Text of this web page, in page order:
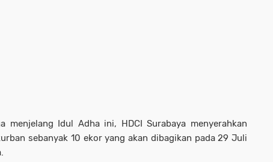
menjelang Idul Adha ini, HDCI Surabaya menyerahkan
sebanyak 10 ekor yang akan dibagikan pada 29 Juli